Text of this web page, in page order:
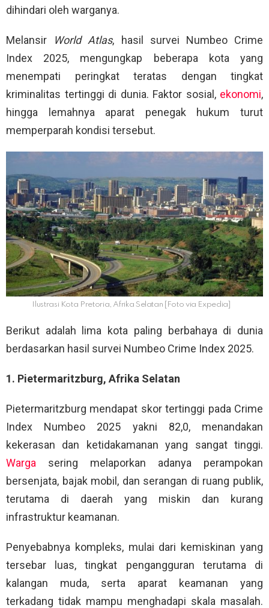
dihindari oleh warganya.
Melansir World Atlas, hasil survei Numbeo Crime
Index 2025, mengungkap beberapa kota yang
menempati peringkat teratas dengan tingkat
kriminalitas tertinggi di dunia. Faktor sosial, ekonomi,
hingga lemahnya aparat penegak hukum turut
memperparah kondisi tersebut.
Ilustrasi Kota Pretoria, Afrika Selatan [Foto via Expedia]
Berikut adalah lima kota paling berbahaya di dunia
berdasarkan hasil survei Numbeo Crime Index 2025.
1. Pietermaritzburg, Afrika Selatan
Pietermaritzburg mendapat skor tertinggi pada Crime
Index Numbeo 2025 yakni 82,0, menandakan
kekerasan dan ketidakamanan yang sangat tinggi.
Warga sering melaporkan adanya perampokan
bersenjata, bajak mobil, dan serangan di ruang publik,
terutama di daerah yang miskin dan kurang
infrastruktur keamanan.
Penyebabnya kompleks, mulai dari kemiskinan yang
tersebar luas, tingkat pengangguran terutama di
kalangan muda, serta aparat keamanan yang
terkadang tidak mampu menghadapi skala masalah.